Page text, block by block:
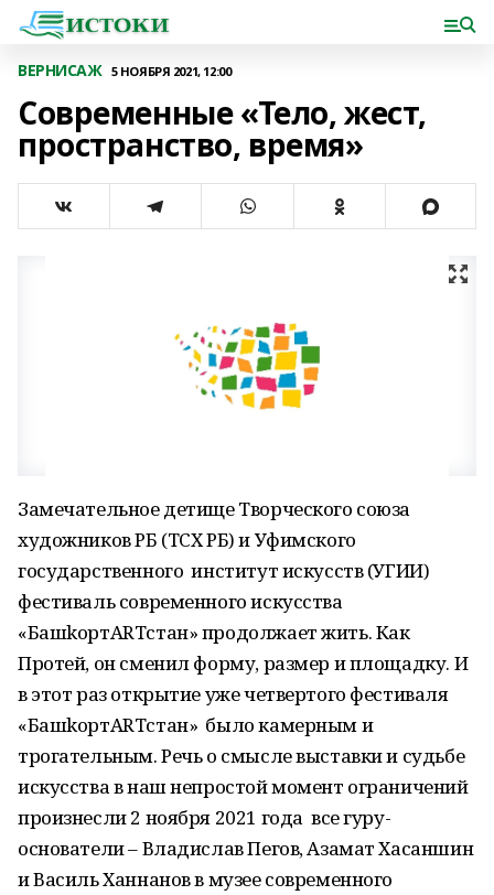
ВЕРНИСАЖ 5 НОЯБРЯ 2021, 12:00
Современные «Тело, жест,
пространство, время»
Замечательное детище Творческого союза
художников РБ (ТСХ РБ) и Уфимского
государственного институт искусств (УГИИ)
фестиваль современного искусства
«БашkортARTстан» продолжает жить. Как
Протей, он сменил форму, размер и площадку. И
в этот раз открытие уже четвертого фестиваля
«БашkортARTстан» было камерным и
трогательным. Речь о смысле выставки и судьбе
искусства в наш непростой момент ограничений
произнесли 2 ноября 2021 года все гуру-
основатели – Владислав Пегов, Азамат Хасаншин
и Василь Ханнанов в музее современного